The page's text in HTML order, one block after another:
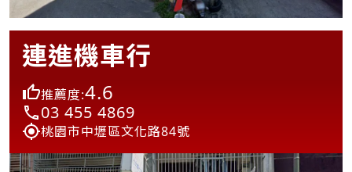
連進機車行
推薦度:4.6
03 455 4869
桃園市中壢區文化路84號